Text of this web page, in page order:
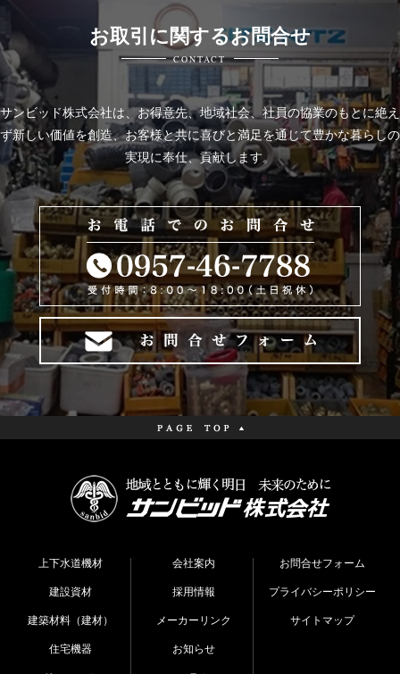
お取引に関するお問合せ
CONTACT
サンビッド株式会社は、お得意先、地域社会、社員の協業のもとに絶え
ず新しい価値を創造、お客様と共に喜びと満足を通じて豊かな暮らしの
実現に奉仕、貢献します。
上下水道機材
建設資材
建築材料（建材）
住宅機器
会社案内
採用情報
メーカーリンク
お知らせ
お問合せフォーム
プライバシーポリシー
サイトマップ